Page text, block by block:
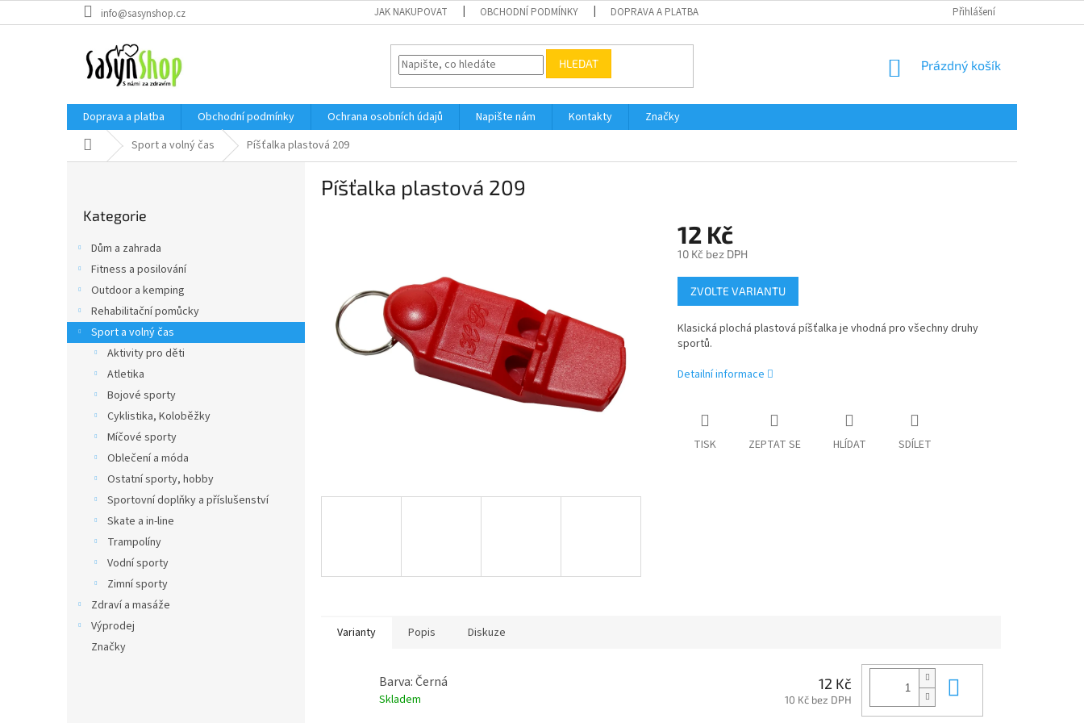
na
info@sasynshop.cz JAK NAKUPOVAT OBCHODNÍ PODMÍNKY DOPRAVA A PLATBA Přihlášení
HLEDAT
NÁKUPNÍ
Prázdný košík
Doprava a platba Obchodní podmínky Ochrana osobních údajů Napište nám Kontakty
Značky
Domů Sport a volný čas Píšťalka plastová 209
a
kategorie
Kategorie
Dům a zahrada
Fitness a posilování
Outdoor a kemping
Rehabilitační pomůcky
Sport a volný čas
Aktivity pro děti
Atletika
Bojové sporty
Cyklistika, Koloběžky
Míčové sporty
Oblečení a móda
Ostatní sporty, hobby
Sportovní doplňky a příslušenství
Skate a in-line
Trampolíny
Vodní sporty
Zimní sporty
Zdraví a masáže
Výprodej
Značky
Píšťalka plastová 209
12 Kč
10 Kč bez DPH
Měrná
cena:
ZVOLTE VARIANTU
Klasická plochá plastová píšťalka je vhodná pro všechny druhy
sportů.
Detailní informace
TISK ZEPTAT SE HLÍDAT SDÍLET
Varianty Popis Diskuze
Barva: Černá
Skladem
12 Kč
10 Kč bez DPH